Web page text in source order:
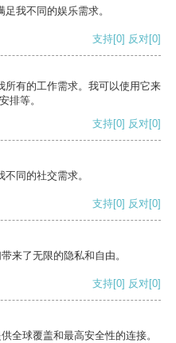
我不同的娱乐需求。
支持[0] 反对[0]
所有的工作需求。我可以使用它来
排等。
支持[0] 反对[0]
同的社交需求。
支持[0] 反对[0]
来了无限的隐私和自由。
支持[0] 反对[0]
全球覆盖和最高安全性的连接。